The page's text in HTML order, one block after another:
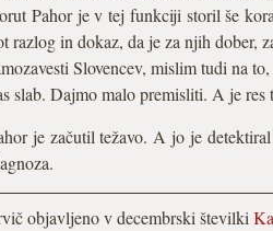
Pahor je v tej funkciji storil še
razlog in dokaz, da je za njih dober,
Slovencev, mislim tudi na
slab. Dajmo malo premisliti. A je res
je začutil težavo. A jo je
objavljeno v decembrski številki